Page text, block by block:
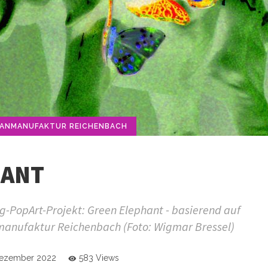
REICHENBACH
PopArt-Projekt: Green Elephant - basierend auf
Reichenbach (Foto: Wigmar Bressel)
2022 583 Views